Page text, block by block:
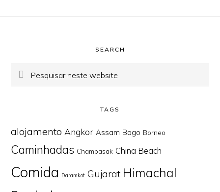
SEARCH
Pesquisar
TAGS
alojamento Angkor Assam Bago Borneo
Caminhadas Champasak China Beach
Comida Daramkot Gujarat Himachal